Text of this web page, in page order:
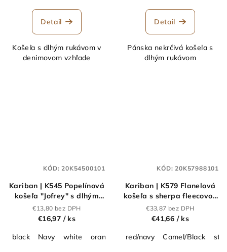
Detail
Košeľa s dlhým rukávom v
denimovom vzhľade
Detail
Pánska nekrčivá košeľa s
dlhým rukávom
Kariban | K545 Popelínová
košeľa "Jofrey" s dlhým
rukávom_20.K545
€13,80 bez DPH
€16,97 / ks
black
Navy white orange Brown wine Classic Red
KÓD:20K54500101
Kariban | K579 Flanelová
košeľa s sherpa fleecovou
podšívkou_20.K579
€33,87 bez DPH
€41,66 / ks
red/navy
Camel/Black
KÓD:20K57988101